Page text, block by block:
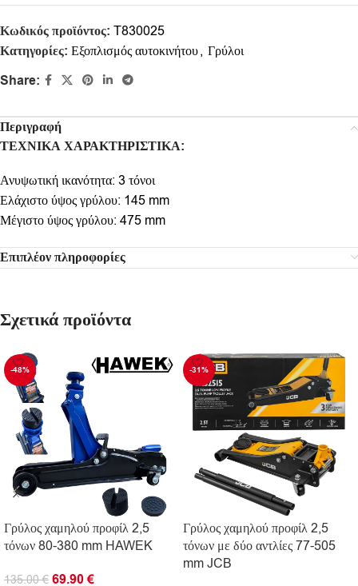
Κωδικός προϊόντος: T830025
Κατηγορίες: Εξοπλισμός αυτοκινήτου, Γρύλοι
Share:
Περιγραφή
ΤΕΧΝΙΚΑΧΑΡΑΚΤΗΡΙΣΤΙΚΑ:
Ανυψωτική ικανότητα: 3 τόνοι
Ελάχιστο ύψος γρύλου: 145 mm
Μέγιστο ύψος γρύλου: 475 mm
Επιπλέον πληροφορίες
Σχετικά προϊόντα
-48%
Γρύλος χαμηλού προφίλ 2,5
τόνων 80-380 mm HAWEK
135.00€ 69.90€
-31%
Γρύλος χαμηλού προφίλ 2,5
τόνων με δύο αντλίες 77-505
mm JCB